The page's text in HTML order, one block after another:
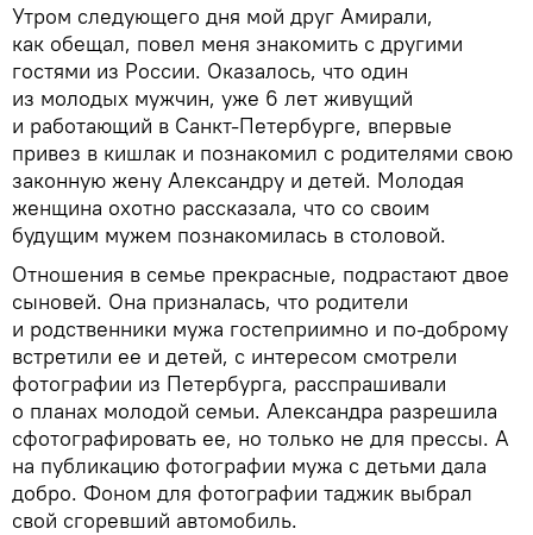
Утром следующего дня мой друг Амирали,
как обещал, повел меня знакомить с другими
гостями из России. Оказалось, что один
из молодых мужчин, уже 6 лет живущий
и работающий в Санкт-Петербурге, впервые
привез в кишлак и познакомил с родителями свою
законную жену Александру и детей. Молодая
женщина охотно рассказала, что со своим
будущим мужем познакомилась в столовой.
Отношения в семье прекрасные, подрастают двое
сыновей. Она призналась, что родители
и родственники мужа гостеприимно и по-доброму
встретили ее и детей, с интересом смотрели
фотографии из Петербурга, расспрашивали
о планах молодой семьи. Александра разрешила
сфотографировать ее, но только не для прессы. А
на публикацию фотографии мужа с детьми дала
добро. Фоном для фотографии таджик выбрал
свой сгоревший автомобиль.